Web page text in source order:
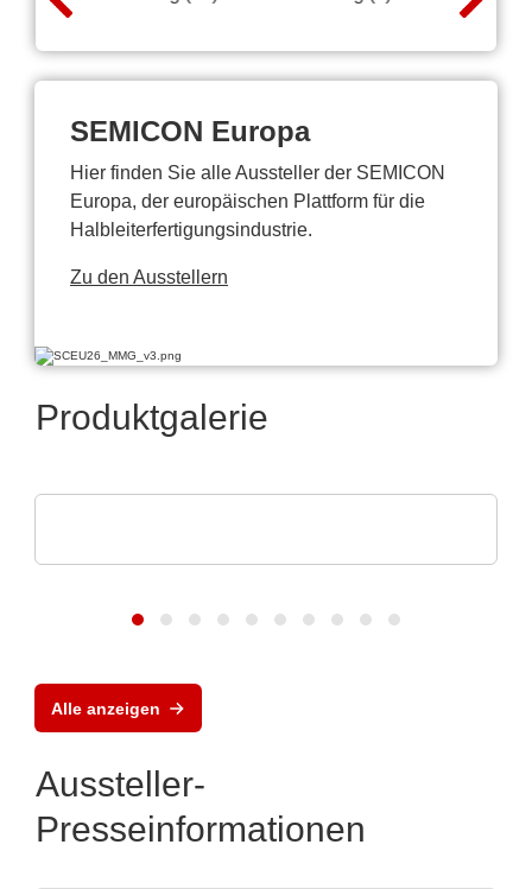
SEMICON Europa
Hier finden Sie alle Aussteller der SEMICON
Europa, der europäischen Plattform für die
Halbleiterfertigungsindustrie.
Zu den Ausstellern
Produktgalerie
Alle anzeigen
Aussteller-
Presseinformationen